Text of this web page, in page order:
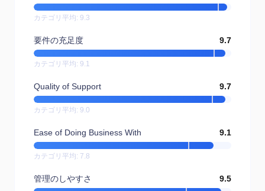
カテゴリ平均: 9.3
要件の充足度 9.7
カテゴリ平均: 9.1
Quality of Support 9.7
カテゴリ平均: 9.0
Ease of Doing Business With 9.1
カテゴリ平均: 7.8
管理のしやすさ 9.5